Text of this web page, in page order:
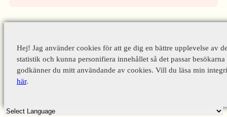
Hej! Jag använder cookies för att ge dig en bättre upplevelse av
statistik och kunna personifiera innehållet så det passar
godkänner du mitt användande av cookies. Vill du läsa min
här.